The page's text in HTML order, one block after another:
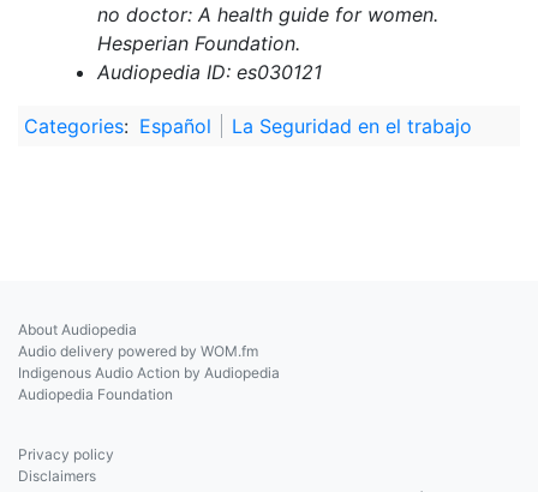
no doctor: A health guide for women.
Hesperian Foundation.
Audiopedia ID: es030121
Categories: Español La Seguridad en el trabajo
About Audiopedia
Audio delivery powered by WOM.fm
Indigenous Audio Action by Audiopedia
Audiopedia Foundation
Privacy policy
Disclaimers